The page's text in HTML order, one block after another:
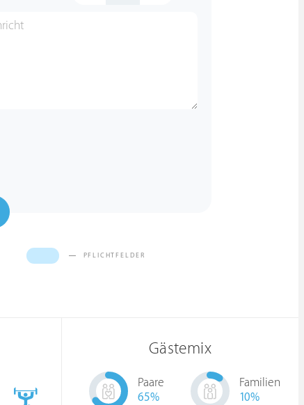
PFLICHTFELDER
Gästemix
Paare
65%
Familien
10%